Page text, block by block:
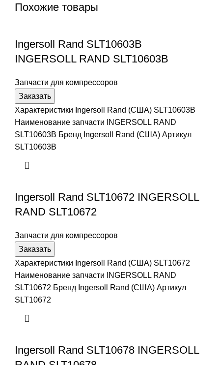
Похожие товары
Ingersoll Rand SLT10603B
INGERSOLL RAND SLT10603B
Запчасти для компрессоров
Заказать
Характеристики Ingersoll Rand (США) SLT10603B
Наименование запчасти INGERSOLL RAND
SLT10603B Бренд Ingersoll Rand (США) Артикул
SLT10603B
Ingersoll Rand SLT10672 INGERSOLL
RAND SLT10672
Запчасти для компрессоров
Заказать
Характеристики Ingersoll Rand (США) SLT10672
Наименование запчасти INGERSOLL RAND
SLT10672 Бренд Ingersoll Rand (США) Артикул
SLT10672
Ingersoll Rand SLT10678 INGERSOLL